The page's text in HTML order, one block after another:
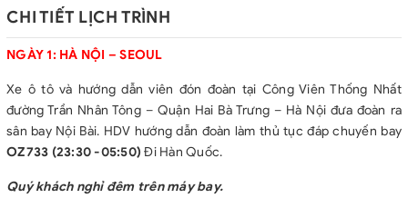
- Phí dịch thuật công chứng, lệ phí xin visa vào Hàn Quốc.
- Xe đưa đón, tham quan các điểm theo chương trình.
- HDV nhiệt tình, kinh nghiệm theo chương trình.
- Vé tham quan vào cửa theo chương trình (vào cửa 1 lần đầu),
- Bảo hiểm du lịch Quốc tế
- Nước uống theo hành trình, 01 chai nước/ khách/ ngày
GIÁ TOUR CHƯA BAO GỒM
- Chi phí làm Hộ chiếu
CHI TIẾT LỊCH TRÌNH
NGÀY 1: HÀ NỘI – SEOUL
Xe ô tô và hướng dẫn viên đón đoàn tại Công Viên Thống Nhất
đường Trần Nhân Tông – Quận Hai Bà Trưng – Hà Nội đưa đoàn ra
sân bay Nội Bài. HDV hướng dẫn đoàn làm thủ tục đáp chuyến bay
OZ733 (23:30 -05:50) Đi Hàn Quốc.
Quý khách nghỉ đêm trên máy bay.